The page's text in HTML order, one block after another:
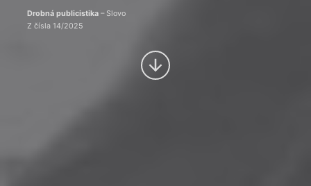
Drobná publicistika– Slovo
Z čísla 14/2025